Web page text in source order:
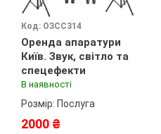
Код: ОЗСС314
Оренда апаратури
Київ. Звук, світло та
спецефекти
В наявності
Розмір: Послуга
2000 ₴